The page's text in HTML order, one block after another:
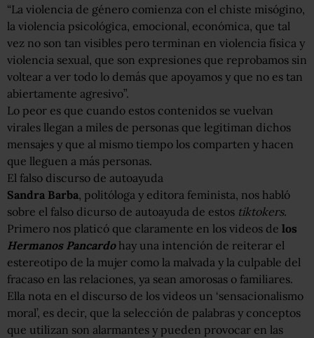
“La violencia de género comienza con el chiste misógino,
la violencia psicológica, emocional, económica, que tal
vez no son tan visibles pero terminan en violencia física y
violencia sexual, que son expresiones que reprobamos sin
voltear a ver todo lo demás que apoyamos y que no es tan
abiertamente agresivo”.
Lo peor es que cuando estos contenidos se vuelvan
virales llegan a miles de personas que legitiman dichos
mensajes y que al mismo tiempo los comparten y hacen
que lleguen a más personas.
El falso discurso de autoayuda
Sandra Barba , politóloga y editora feminista, nos habló
sobre el falso dicurso de autoayuda de estos tiktokers.
Primero nos platicó que claramente en los videos de los
Hermanos Pancardohay una intención de reiterar el
estereotipo de la mujer como la malvada y la culpable del
fracaso en las relaciones, ya sean amorosas o familiares.
Ella nota en el discurso de los videos un ‘sensacionalismo
moral’, es decir, que la selección de palabras y conceptos
que utilizan son alarmantes y pueden provocar en las